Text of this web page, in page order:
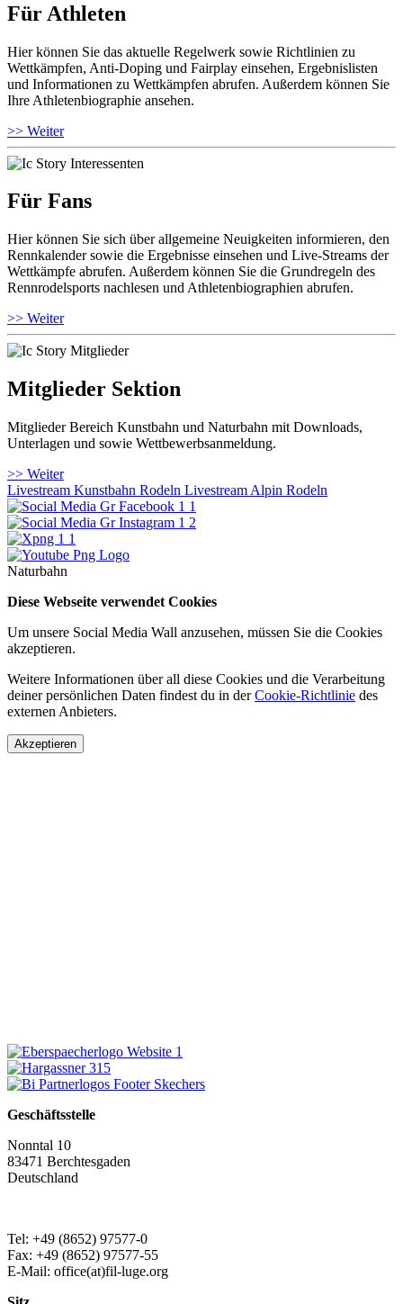
Für Athleten
Hier können Sie das aktuelle Regelwerk sowie Richtlinien zu
Wettkämpfen, Anti-Doping und Fairplay einsehen, Ergebnislisten
und Informationen zu Wettkämpfen abrufen. Außerdem können Sie
Ihre Athletenbiographie ansehen.
>> Weiter
Für Fans
Hier können Sie sich über allgemeine Neuigkeiten informieren, den
Rennkalender sowie die Ergebnisse einsehen und Live-Streams der
Wettkämpfe abrufen. Außerdem können Sie die Grundregeln des
Rennrodelsports nachlesen und Athletenbiographien abrufen.
>> Weiter
Mitglieder Sektion
Mitglieder Bereich Kunstbahn und Naturbahn mit Downloads,
Unterlagen und sowie Wettbewerbsanmeldung.
>> Weiter
Livestream Kunstbahn Rodeln Livestream Alpin Rodeln
Naturbahn
Diese Webseite verwendet Cookies
Um unsere Social Media Wall anzusehen, müssen Sie die Cookies
akzeptieren.
Weitere Informationen über all diese Cookies und die Verarbeitung
deiner persönlichen Daten findest du in derCookie-Richtlinie des
externen Anbieters.
Akzeptieren
Geschäftsstelle
Nonntal 10
83471 Berchtesgaden
Deutschland
Tel: +49 (8652) 97577-0
Fax: +49 (8652) 97577-55
E-Mail: office(at)fil-luge.org